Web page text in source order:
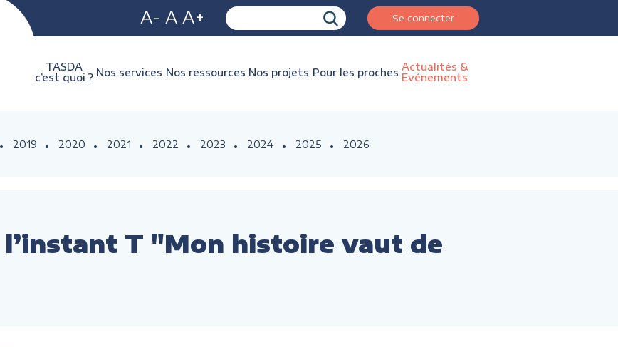
A- A A+ Se connecter
TASDA
c’est quoi ? Nos services Nos ressources Nos projets Pour les proches Actualités &
Evénements
2019 2020 2021 2022 2023 2024 2025 2026
l’instant T "Mon histoire vaut de